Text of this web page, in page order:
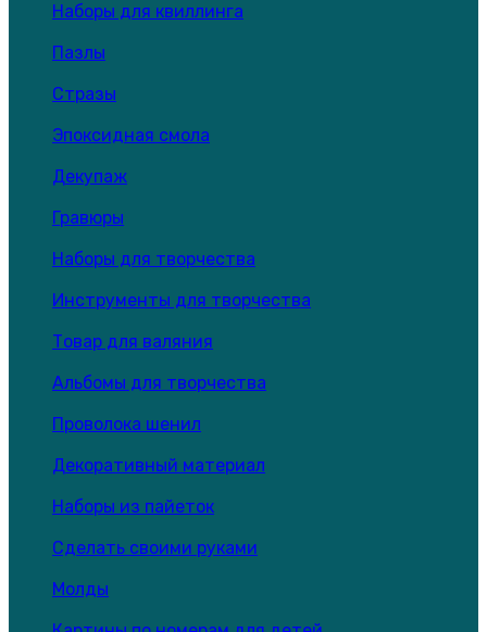
Наборы для квиллинга
Пазлы
Стразы
Эпоксидная смола
Декупаж
Гравюры
Наборы для творчества
Инструменты для творчества
Товар для валяния
Альбомы для творчества
Проволока шенил
Декоративный материал
Наборы из пайеток
Сделать своими руками
Молды